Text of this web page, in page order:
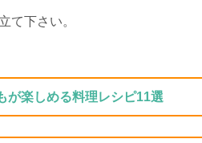
て下さい。
が楽しめる料理レシピ11選